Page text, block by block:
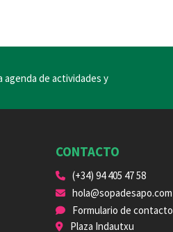
de actividades y
CONTACTO
(+34) 94 405 47 58
hola@sopadesapo.com
Formulario de contacto
Plaza Indautxu